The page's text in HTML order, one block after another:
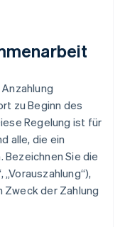
zu Beginn des
Regelung ist für
alle, die ein
Sie die
Zweck der Zahlung